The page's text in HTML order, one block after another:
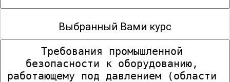
Выбранный Вами курс